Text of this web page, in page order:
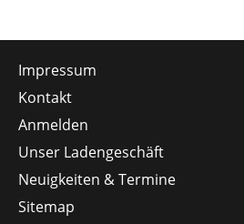
Impressum
Kontakt
Anmelden
Unser Ladengeschäft
Neuigkeiten & Termine
Sitemap